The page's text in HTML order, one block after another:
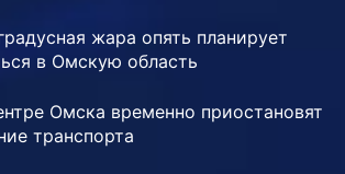
жара опять планирует
в Омскую область
Омска временно приостановят
транспорта